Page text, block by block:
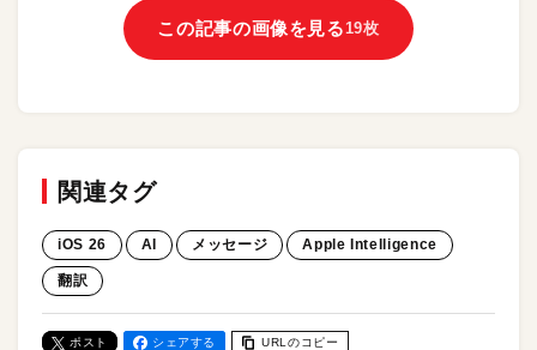
この記事の画像を見る 19枚
関連タグ
iOS 26 AI メッセージ Apple Intelligence
翻訳
ポスト シェアする URLのコピー